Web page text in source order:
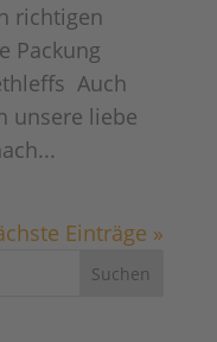
richtigen
Packung
Auch
unsere liebe
Einträge »